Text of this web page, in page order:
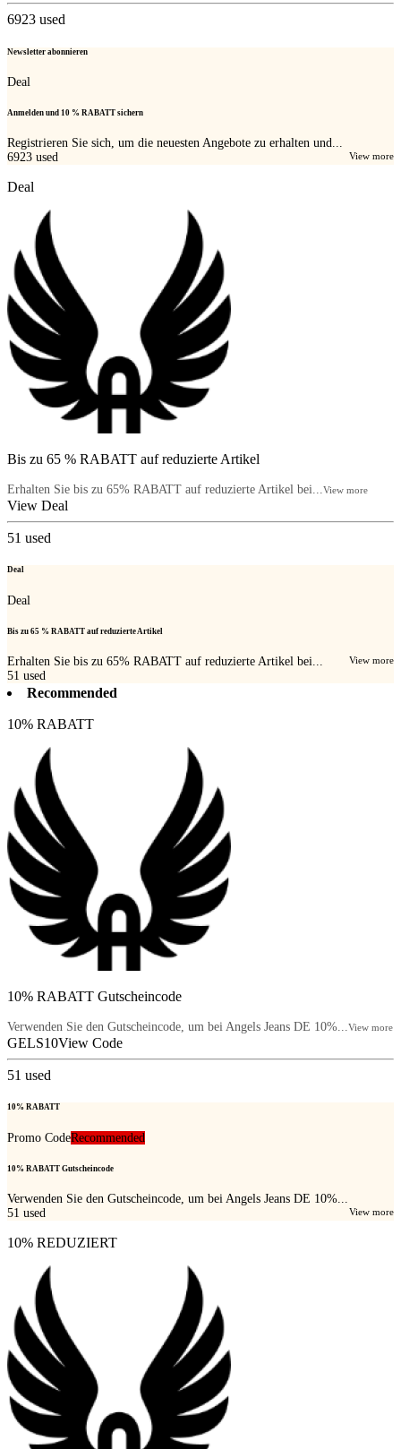
6923 used
Newsletter abonnieren
Deal
Anmelden und 10 % RABATT sichern
Registrieren Sie sich, um die neuesten Angebote zu erhalten und...
View more
6923 used
Deal
Bis zu 65 % RABATT auf reduzierte Artikel
Erhalten Sie bis zu 65% RABATT auf reduzierte Artikel bei...View more
View Deal
51 used
Deal
Deal
Bis zu 65 % RABATT auf reduzierte Artikel
Erhalten Sie bis zu 65% RABATT auf reduzierte Artikel bei... View more
51 used
Recommended
10% RABATT
10% RABATT Gutscheincode
Verwenden Sie den Gutscheincode, um bei Angels Jeans DE 10%...View more
GELS10View Code
51 used
10% RABATT
Promo CodeRecommended
10% RABATT Gutscheincode
Verwenden Sie den Gutscheincode, um bei Angels Jeans DE 10%...
View more
51 used
10% REDUZIERT